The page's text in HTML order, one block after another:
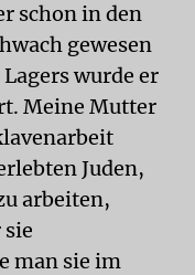
schon in den
gewesen
wurde er
Meine Mutter
Juden,
arbeiten,
man sie im